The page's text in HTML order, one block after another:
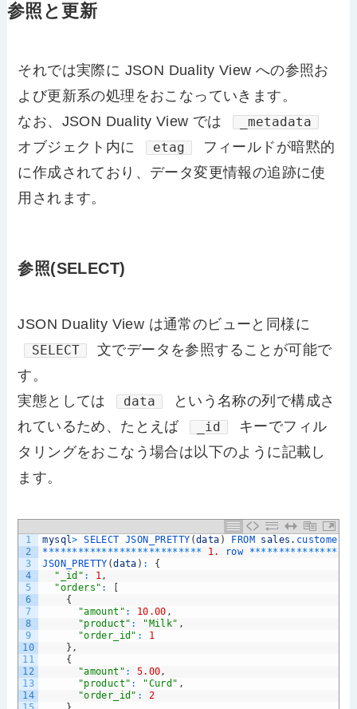
参照と更新
それでは実際に JSON Duality View への参照お
よび更新系の処理をおこなっていきます。
なお、JSON Duality View では
_metadata
オブジェクト内に etag
フィールドが暗黙的
に作成されており、データ変更情報の追跡に使
用されます。
参照(SELECT)
JSON Duality View は通常のビューと同様に
SELECT
文でデータを参照することが可能で
す。
実態としては
data
という名称の列で構成さ
れているため、たとえば
_id
キーでフィル
タリングをおこなう場合は以下のように記載し
ます。
1
2
3
4
5
6
7
8
9
10
11
12
13
14
mysql> SELECT JSON_PRETTY (data ) FROM sales .
* ** *** ** *** ** *** ** ** *** ** ** 1. row *** ** *** ** *** **
JSON_PRETTY (data ) :
{
"_id" : 1 ,
"orders" :
[
{
"amount" : 10.00 ,
"product" : "Milk" ,
"order_id" :
1
} ,
{
"amount" : 5.00 ,
"product" : "Curd" ,
"order_id" :
2